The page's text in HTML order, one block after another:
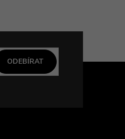
ODEBÍRAT